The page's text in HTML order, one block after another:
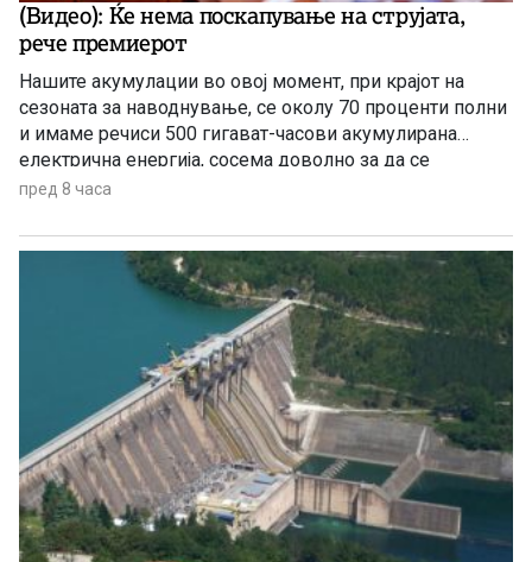
(Видео): Ќе нема поскапување на струјата,
рече премиерот
Нашите акумулации во овој момент, при крајот на
сезоната за наводнување, се околу 70 проценти полни
и имаме речиси 500 гигават-часови акумулирана
електрична енергија, сосема доволно за да се
чувствуваме безбедни, комотни и да немаме
индустријата. И нема да правиме панични прес-
конференции, вели премиерот Христијан Мицкоски.
пред 8 часа